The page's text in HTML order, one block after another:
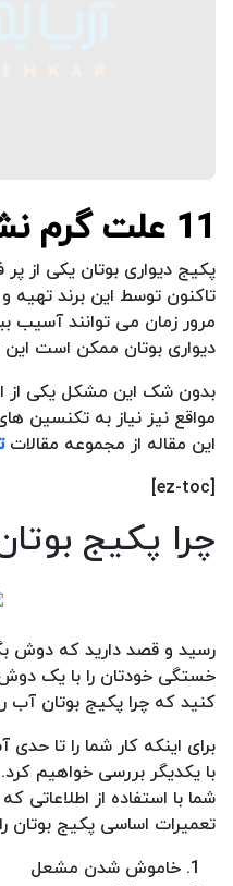
11 علت گرم نشدن آب پکیج بوتان
پکیج دیواری بوتان یکی از
تاکنون توسط این برند تهیه
مرور زمان می توانند آسیب
دیواری بوتان ممکن است
بدون شک این مشکل یکی از
مواقع نیز نیاز به تکنسین
این مقاله از مجموعه مقالات
[ez-toc]
چرا پکیج
رسید و قصد دارید که دوش
خستگی خودتان را با یک
کنید که چرا پکیج بوتان آب
برای اینکه کار شما را تا
با یکدیگر بررسی خواهیم
شما با استفاده از اطلاعاتی
تعمیرات اساسی پکیج بوتان
خاموش شدن مشعل